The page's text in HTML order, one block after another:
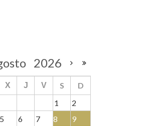
2026
X J V S
D
1
2
5 6 7 8
9